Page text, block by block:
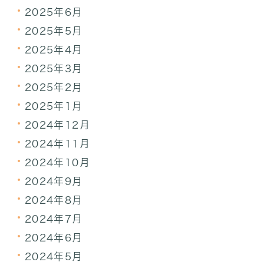
2025年6月
2025年5月
2025年4月
2025年3月
2025年2月
2025年1月
2024年12月
2024年11月
2024年10月
2024年9月
2024年8月
2024年7月
2024年6月
2024年5月